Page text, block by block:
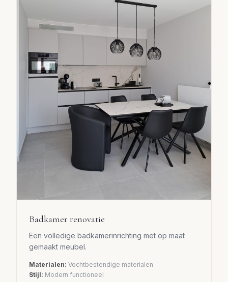
Badkamer renovatie
Een volledige badkamerinrichting met op maat
gemaakt meubel.
Materialen: Vochtbestendige materialen
Stijl: Modern functioneel